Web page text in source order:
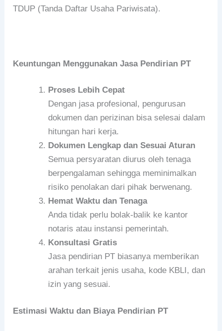
TDUP (Tanda Daftar Usaha Pariwisata).
Keuntungan Menggunakan Jasa Pendirian PT
Proses Lebih Cepat
Dengan jasa profesional, pengurusan
dokumen dan perizinan bisa selesai dalam
hitungan hari kerja.
Dokumen Lengkap dan Sesuai Aturan
Semua persyaratan diurus oleh tenaga
berpengalaman sehingga meminimalkan
risiko penolakan dari pihak berwenang.
Hemat Waktu dan Tenaga
Anda tidak perlu bolak-balik ke kantor
notaris atau instansi pemerintah.
Konsultasi Gratis
Jasa pendirian PT biasanya memberikan
arahan terkait jenis usaha, kode KBLI, dan
izin yang sesuai.
Estimasi Waktu dan Biaya Pendirian PT